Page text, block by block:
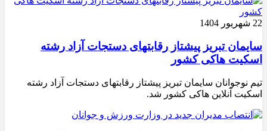
22 شهریور 1404
سایمان تبریز پیشتاز رقابتهای دستجات آزاد رشته
اسکیت هاکی کشور
تیم نوجوانان سایمان تبریز پیشتاز رقابتهای دستجات آزاد رشته
اسکیت آنلاین هاکی کشور شد.